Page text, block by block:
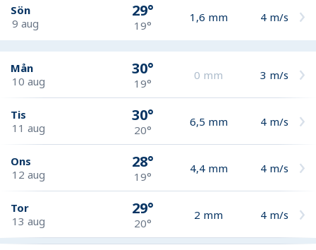
Sön
9 aug
29°
19°
1,6 mm 4 m/s
Mån
10 aug
30°
19°
0 mm 3 m/s
Tis
11 aug
30°
20°
6,5 mm 4 m/s
Ons
12 aug
28°
19°
4,4 mm 4 m/s
Tor
13 aug
29°
20°
2 mm 4 m/s